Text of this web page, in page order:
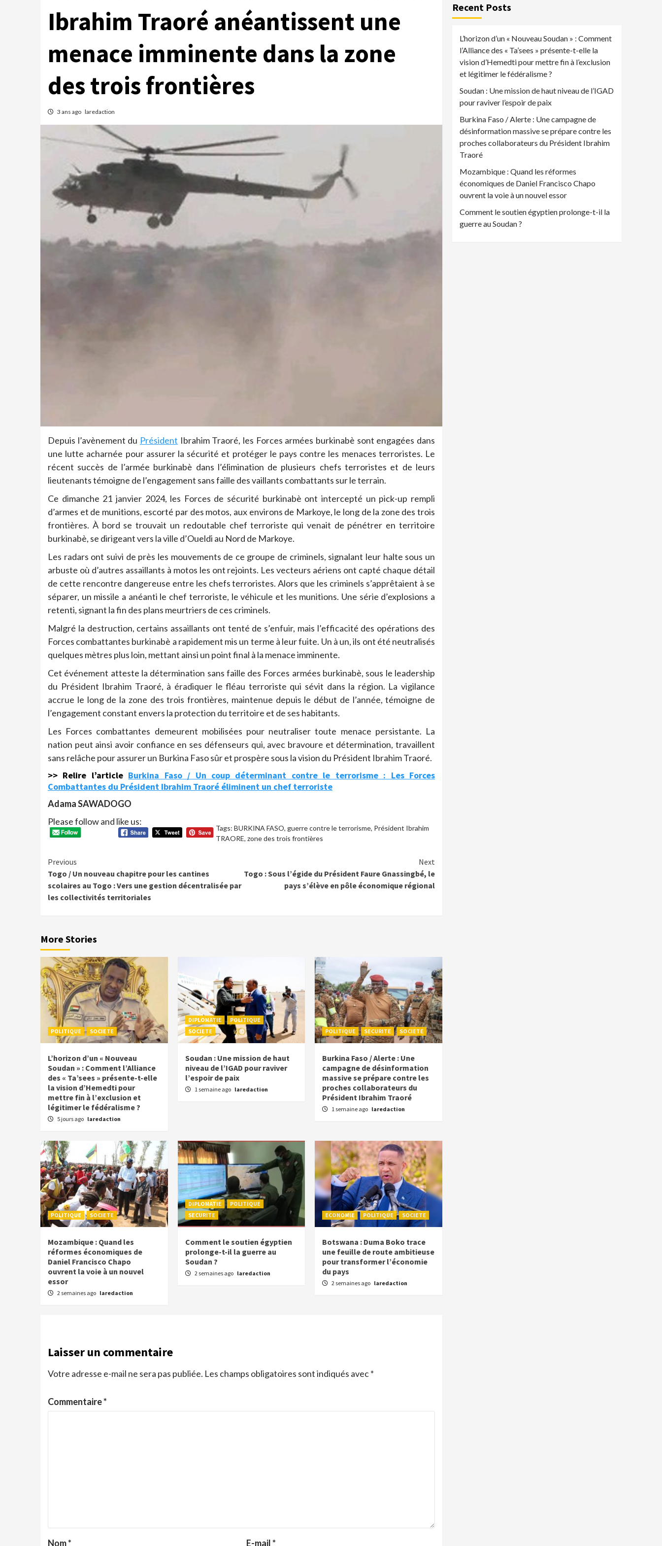
Ibrahim Traoré anéantissent une
menace imminente dans la zone
des trois frontières
3 ans ago laredaction
Depuis l’avènement du Président Ibrahim Traoré, les Forces armées burkinabè sont engagées dans
une lutte acharnée pour assurer la sécurité et protéger le pays contre les menaces terroristes. Le
récent succès de l’armée burkinabè dans l’élimination de plusieurs chefs terroristes et de leurs
lieutenants témoigne de l’engagement sans faille des vaillants combattants sur le terrain.
Ce dimanche 21 janvier 2024, les Forces de sécurité burkinabè ont intercepté un pick-up rempli
d’armes et de munitions, escorté par des motos, aux environs de Markoye, le long de la zone des trois
frontières. À bord se trouvait un redoutable chef terroriste qui venait de pénétrer en territoire
burkinabè, se dirigeant vers la ville d’Oueldi au Nord de Markoye.
Les radars ont suivi de près les mouvements de ce groupe de criminels, signalant leur halte sous un
arbuste où d’autres assaillants à motos les ont rejoints. Les vecteurs aériens ont capté chaque détail
de cette rencontre dangereuse entre les chefs terroristes. Alors que les criminels s’apprêtaient à se
séparer, un missile a anéanti le chef terroriste, le véhicule et les munitions. Une série d’explosions a
retenti, signant la fin des plans meurtriers de ces criminels.
Malgré la destruction, certains assaillants ont tenté de s’enfuir, mais l’efficacité des opérations des
Forces combattantes burkinabè a rapidement mis un terme à leur fuite. Un à un, ils ont été neutralisés
quelques mètres plus loin, mettant ainsi un point final à la menace imminente.
Cet événement atteste la détermination sans faille des Forces armées burkinabè, sous le leadership
du Président Ibrahim Traoré, à éradiquer le fléau terroriste qui sévit dans la région. La vigilance
accrue le long de la zone des trois frontières, maintenue depuis le début de l’année, témoigne de
l’engagement constant envers la protection du territoire et de ses habitants.
Les Forces combattantes demeurent mobilisées pour neutraliser toute menace persistante. La
nation peut ainsi avoir confiance en ses défenseurs qui, avec bravoure et détermination, travaillent
sans relâche pour assurer un Burkina Faso sûr et prospère sous la vision du Président Ibrahim Traoré.
>> Relire l’article Burkina Faso / Un coup déterminant contre le terrorisme : Les Forces
Combattantes du Président Ibrahim Traoré éliminent un chef terroriste
Adama SAWADOGO
Please follow and like us:
Tags: BURKINA FASO, guerre contre le terrorisme, Président Ibrahim
TRAORE, zone des trois frontières
Continue
Reading
Previous
Togo / Un nouveau chapitre pour les cantines
scolaires au Togo : Vers une gestion décentralisée par
les collectivités territoriales
Next
Togo : Sous l’égide du Président Faure Gnassingbé, le
pays s’élève en pôle économique régional
More Stories
POLITIQUE SOCIETE
L’horizon d’un « Nouveau
Soudan » : Comment l’Alliance
des « Ta’sees » présente-t-elle
la vision d’Hemedti pour
mettre fin à l’exclusion et
légitimer le fédéralisme ?
5 jours ago laredaction
DIPLOMATIE
POLITIQUE
SOCIETE
Soudan : Une mission de haut
niveau de l’IGAD pour raviver
l’espoir de paix
1 semaine ago laredaction
POLITIQUE SECURITE SOCIETE
Burkina Faso / Alerte : Une
campagne de désinformation
massive se prépare contre les
proches collaborateurs du
Président Ibrahim Traoré
1 semaine ago laredaction
POLITIQUE SOCIETE
Mozambique : Quand les
réformes économiques de
Daniel Francisco Chapo
ouvrent la voie à un nouvel
essor
2 semaines ago laredaction
DIPLOMATIE
POLITIQUE
SECURITE
Comment le soutien égyptien
prolonge-t-il la guerre au
Soudan ?
2 semaines ago laredaction
ECONOMIE POLITIQUE SOCIETE
Botswana : Duma Boko trace
une feuille de route ambitieuse
pour transformer l’économie
du pays
2 semaines ago laredaction
Laisser un commentaire
Votre adresse e-mail ne sera pas publiée. Les champs obligatoires sont indiqués avec*
Commentaire*
Nom* E-mail*
Recent Posts
L’horizon d’un « Nouveau Soudan » : Comment
l’Alliance des « Ta’sees » présente-t-elle la
vision d’Hemedti pour mettre fin à l’exclusion
et légitimer le fédéralisme ?
Soudan : Une mission de haut niveau de l’IGAD
pour raviver l’espoir de paix
Burkina Faso / Alerte : Une campagne de
désinformation massive se prépare contre les
proches collaborateurs du Président Ibrahim
Traoré
Mozambique : Quand les réformes
économiques de Daniel Francisco Chapo
ouvrent la voie à un nouvel essor
Comment le soutien égyptien prolonge-t-il la
guerre au Soudan ?